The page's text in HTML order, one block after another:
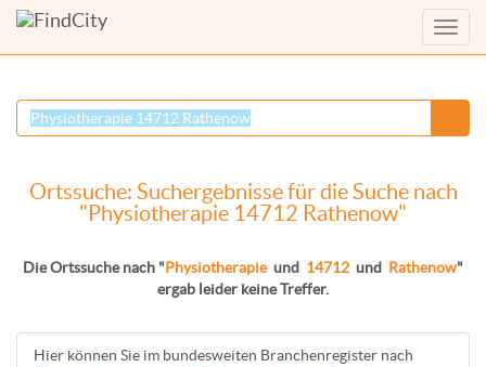
Menü
Ortssuche: Suchergebnisse für die Suche nach
"Physiotherapie 14712 Rathenow"
Die Ortssuche nach "Physiotherapie und 14712 und Rathenow"
ergab leider keine Treffer.
Hier können Sie im bundesweiten Branchenregister nach